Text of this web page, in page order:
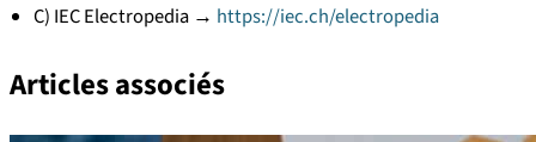
C) IEC Electropedia → https://iec.ch/electropedia
Articles associés